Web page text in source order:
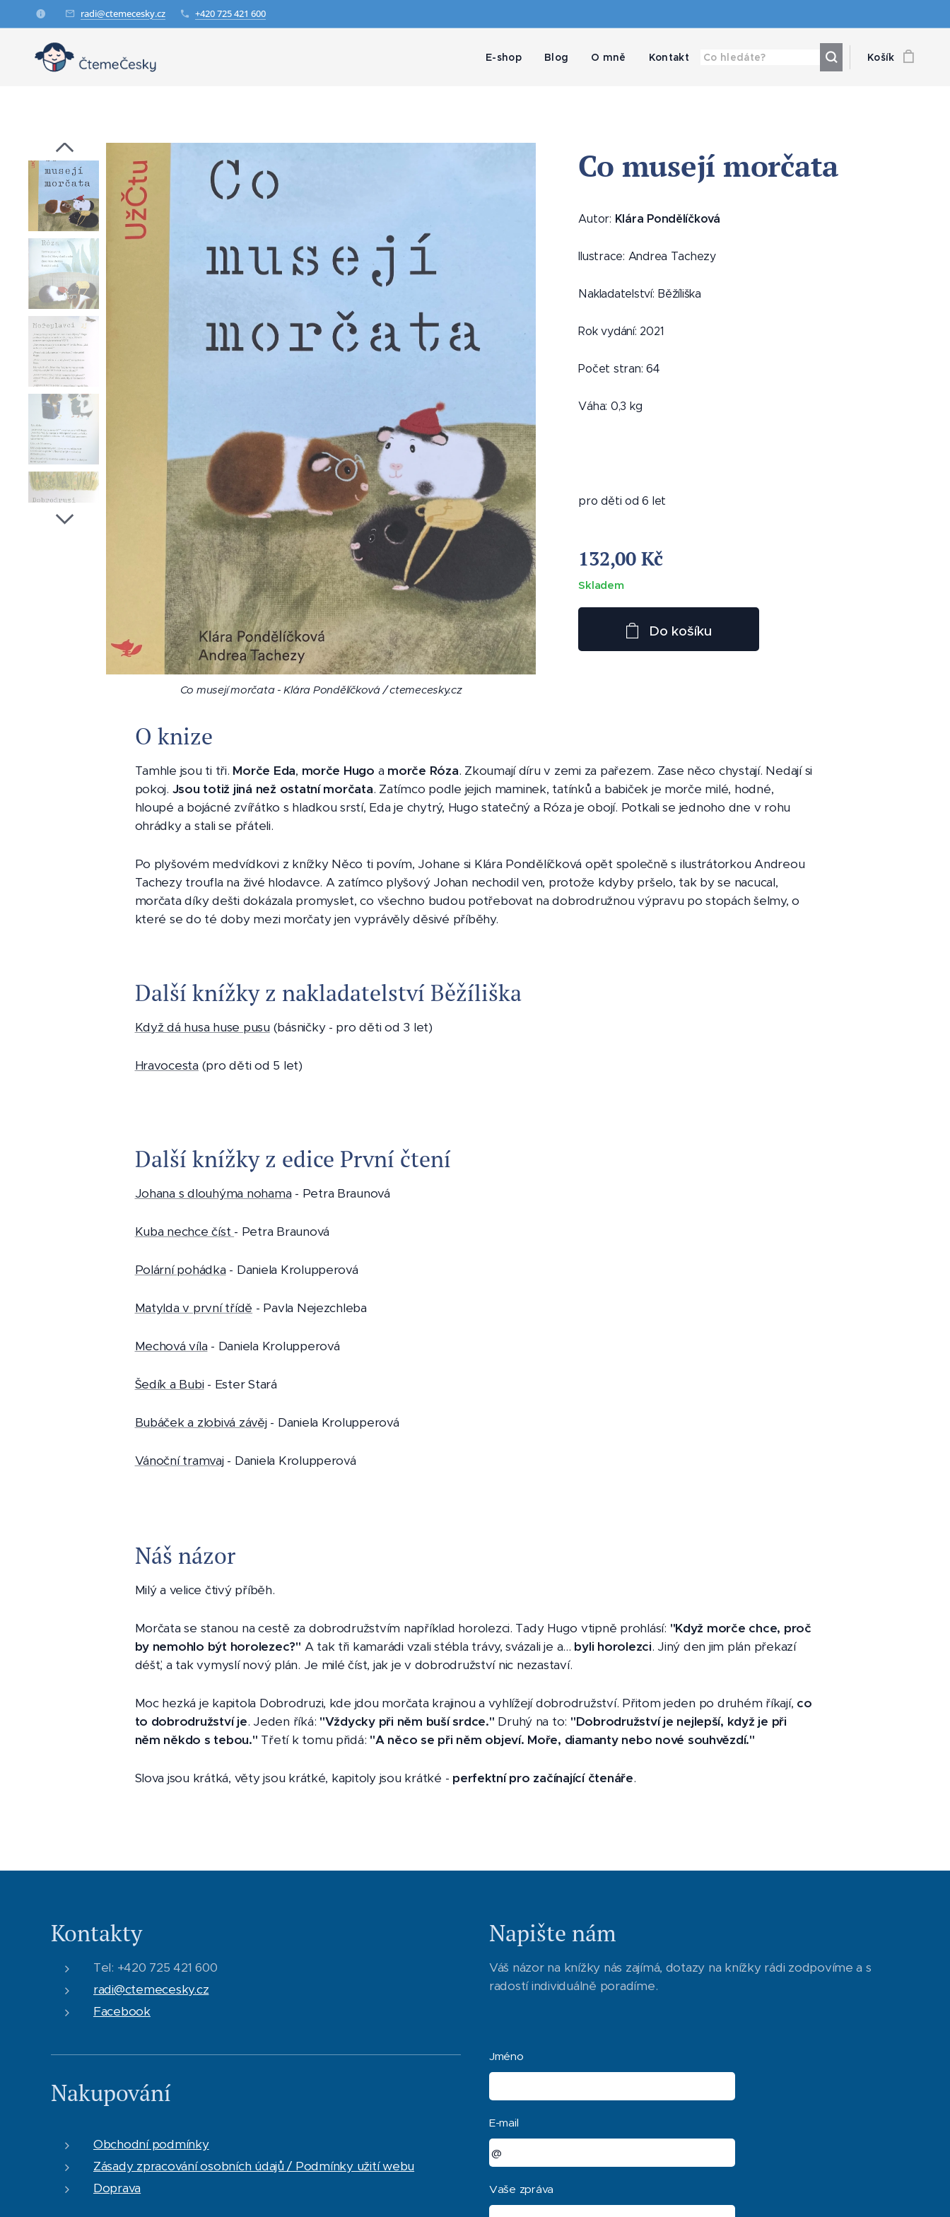
radi@ctemecesky.cz +420 725 421 600
E-shop Blog O mně Kontakt Košík
Co musejí morčata
Co musejí morčata - Klára Pondělíčková / ctemecesky.cz
Co musejí morčata - Klára Pondělíčková / ctemecesky.cz
Autor: Klára Pondělíčková
Ilustrace: Andrea Tachezy
Nakladatelství: Běžíliška
Rok vydání: 2021
Počet stran: 64
Váha: 0,3 kg
pro děti od 6 let
132,00Kč
Skladem
Do košíku
O knize
Tamhle jsou ti tři. Morče Eda, morče Hugo a morče Róza. Zkoumají díru v zemi za pařezem. Zase něco chystají. Nedají si
pokoj. Jsou totiž jiná než ostatní morčata. Zatímco podle jejich maminek, tatínků a babiček je morče milé, hodné,
hloupé a bojácné zvířátko s hladkou srstí, Eda je chytrý, Hugo statečný a Róza je obojí. Potkali se jednoho dne v rohu
ohrádky a stali se přáteli.
Po plyšovém medvídkovi z knížky Něco ti povím, Johane si Klára Pondělíčková opět společně s ilustrátorkou Andreou
Tachezy troufla na živé hlodavce. A zatímco plyšový Johan nechodil ven, protože kdyby pršelo, tak by se nacucal,
morčata díky dešti dokázala promyslet, co všechno budou potřebovat na dobrodružnou výpravu po stopách šelmy, o
které se do té doby mezi morčaty jen vyprávěly děsivé příběhy.
Další knížky z nakladatelství Běžíliška
Když dá husa huse pusu (básničky - pro děti od 3 let)
Hravocesta (pro děti od 5 let)
Další knížky z edice První čtení
Johana s dlouhýma nohama - Petra Braunová
Kuba nechce číst - Petra Braunová
Polární pohádka - Daniela Krolupperová
Matylda v první třídě - Pavla Nejezchleba
Mechová víla - Daniela Krolupperová
Šedík a Bubi - Ester Stará
Bubáček a zlobivá závěj - Daniela Krolupperová
Vánoční tramvaj - Daniela Krolupperová
Náš názor
Milý a velice čtivý příběh.
Morčata se stanou na cestě za dobrodružstvím například horolezci. Tady Hugo vtipně prohlásí: "Když morče chce, proč
by nemohlo být horolezec?" A tak tři kamarádi vzali stébla trávy, svázali je a... byli horolezci. Jiný den jim plán překazí
déšť, a tak vymyslí nový plán. Je milé číst, jak je v dobrodružství nic nezastaví.
Moc hezká je kapitola Dobrodruzi, kde jdou morčata krajinou a vyhlížejí dobrodružství. Přitom jeden po druhém říkají, co
to dobrodružství je. Jeden říká: "Vždycky při něm buší srdce." Druhý na to: "Dobrodružství je nejlepší, když je při
něm někdo s tebou." Třetí k tomu přidá: "A něco se při něm objeví. Moře, diamanty nebo nové souhvězdí."
Slova jsou krátká, věty jsou krátké, kapitoly jsou krátké - perfektní pro začínající čtenáře.
Kontakty
Tel: +420 725 421 600
radi@ctemecesky.cz
Facebook
Nakupování
Obchodní podmínky
Zásady zpracování osobních údajů / Podmínky užití webu
Doprava
Napište nám
Váš názor na knížky nás zajímá, dotazy na knížky rádi zodpovíme a s
radostí individuálně poradíme.
Jméno
E-mail
Vaše zpráva